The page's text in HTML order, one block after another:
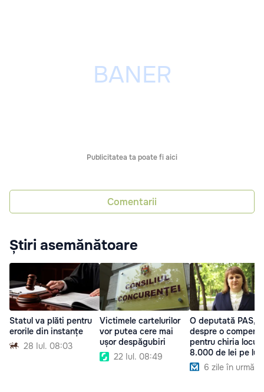
Publicitatea ta poate fi aici
Comentarii
Știri asemănătoare
Statul va plăti pentru
erorile din instanțe
28 Iul. 08:03
Victimele cartelurilor
vor putea cere mai
ușor despăgubiri
22 Iul. 08:49
O deputată PAS,
despre o
pentru chiria
8.000 de lei pe
6 zile în urmă